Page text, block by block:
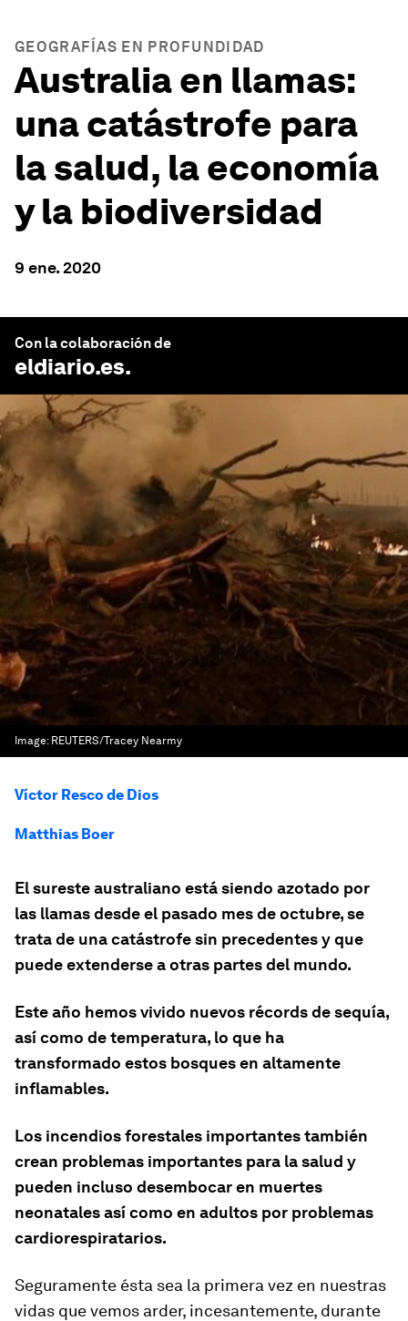
GEOGRAFÍAS EN PROFUNDIDAD
Australia en llamas:
una catástrofe para
la salud, la economía
y la biodiversidad
9 ene. 2020
Con la colaboración de
eldiario.es.
Image: REUTERS/Tracey Nearmy
Víctor Resco de Dios
Matthias Boer
El sureste australiano está siendo azotado por
las llamas desde el pasado mes de octubre, se
trata de una catástrofe sin precedentes y que
puede extenderse a otras partes del mundo.
Este año hemos vivido nuevos récords de sequía,
así como de temperatura, lo que ha
transformado estos bosques en altamente
inflamables.
Los incendios forestales importantes también
crean problemas importantes para la salud y
pueden incluso desembocar en muertes
neonatales así como en adultos por problemas
cardiorespiratarios.
Seguramente ésta sea la primera vez en nuestras
vidas que vemos arder, incesantemente, durante